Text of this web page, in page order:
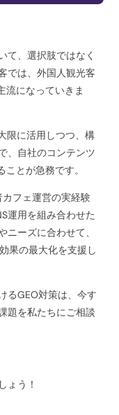
て、選択肢ではなく
では、外国人観光客
流になっていきま
限に活用しつつ、構
、自社のコンテンツ
とが急務です。
フェ運営の実経験
運用を組み合わせた
ーズに合わせて、
果の最大化を支援し
るGEO対策は、今す
題を私たちにご相談
ょう！